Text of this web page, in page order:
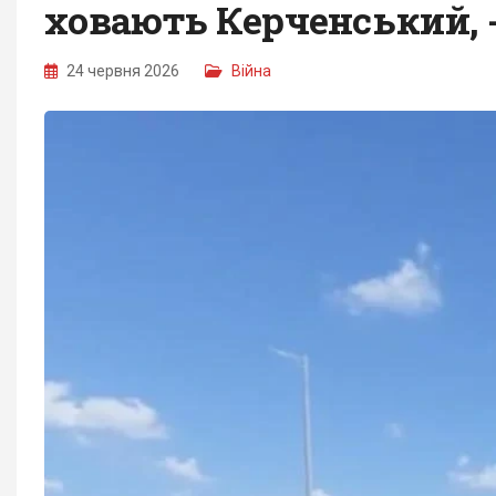
ховають Керченський,
24 червня 2026 Війна